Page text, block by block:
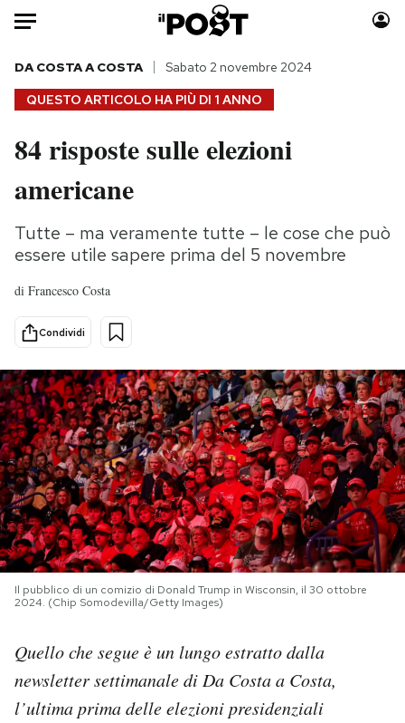
Auto
HOME
Italia
Politica
Tecnologia
Internet
Economia
Moda
Storie/Idee
Ok Boomer!
PODCAST
NEWSLETTER
I MIEI PREFERITI
CALENDARIO
QUESTO ARTICOLO HA PIÙ DI 1 ANNO
DA COSTA A COSTA Sabato 2 novembre 2024
84 risposte sulle elezioni
americane
Tutte – ma veramente tutte – le cose che può
essere utile sapere prima del 5 novembre
di Francesco Costa
Condividi
Il pubblico di un comizio di Donald Trump in Wisconsin, il 30 ottobre
2024. (Chip Somodevilla/Getty Images)
Quello che segue è un lungo estratto dalla
newsletter settimanale di Da Costa a Costa,
l’ultima prima delle elezioni presidenziali